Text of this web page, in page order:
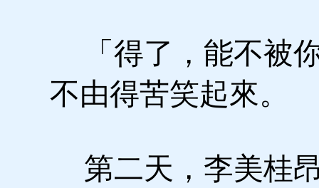
「得了，能不被
不由得苦笑起來。
第二天，李美桂